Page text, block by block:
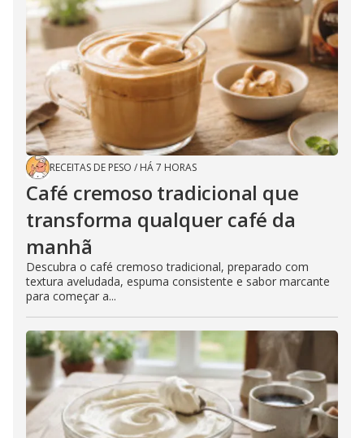
RECEITAS DE PESO / HÁ 7 HORAS
Café cremoso tradicional que
transforma qualquer café da
manhã
Descubra o café cremoso tradicional, preparado com
textura aveludada, espuma consistente e sabor marcante
para começar a...